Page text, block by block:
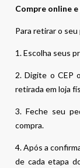
Compre online
Para retirar o seu
1. Escolha seus
2. Digite o CEP
retirada em loja
3. Feche seu
compra.
4. Após a
de cada etapa